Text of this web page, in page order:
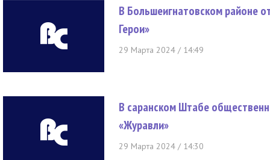
В Большеигнатовском районе
Герои»
29 Марта 2024 / 14:49
В саранском Штабе
«Журавли»
29 Марта 2024 / 14:30